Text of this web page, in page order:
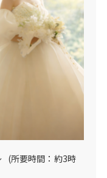
(所要時間：約3時